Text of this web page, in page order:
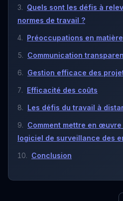
Quels sont les défis à
normes de travail ?
Préoccupations en
Communication
Gestion efficace des
Efficacité des coûts
Les défis du travail à
Comment mettre en
logiciel de surveillance des
Conclusion